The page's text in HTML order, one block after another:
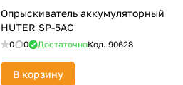
Опрыскиватель аккумуляторный
HUTER SP-5AC
0 0 ДостаточноКод. 90628
В корзину